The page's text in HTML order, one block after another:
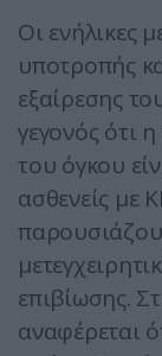
Οι ενήλικες
υποτροπής
εξαίρεσης
γεγονός ότι
του όγκου
ασθενείς με
επιβίωσης.
αναφέρεται